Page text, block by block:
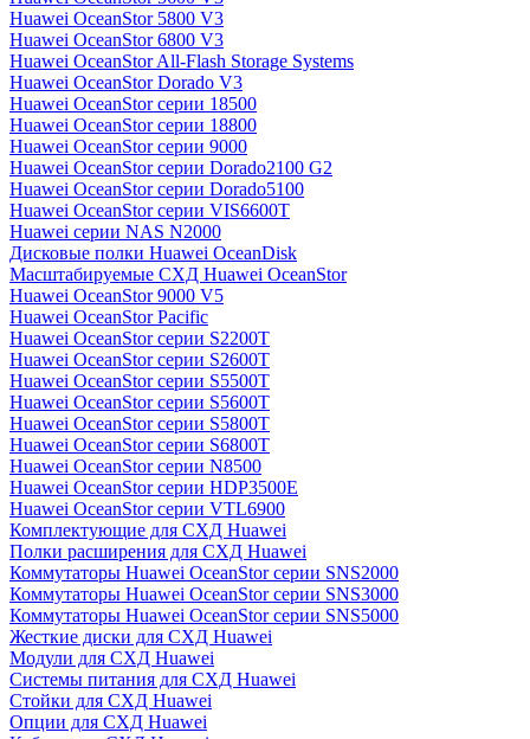
Huawei OceanStor 5800 V3
Huawei OceanStor 6800 V3
Huawei OceanStor All-Flash Storage Systems
Huawei OceanStor Dorado V3
Huawei OceanStor серии 18500
Huawei OceanStor серии 18800
Huawei OceanStor серии 9000
Huawei OceanStor серии Dorado2100 G2
Huawei OceanStor серии Dorado5100
Huawei OceanStor серии VIS6600T
Huawei серии NAS N2000
Дисковые полки Huawei OceanDisk
Масштабируемые СХД Huawei OceanStor
Huawei OceanStor 9000 V5
Huawei OceanStor Pacific
Huawei OceanStor серии S2200T
Huawei OceanStor серии S2600T
Huawei OceanStor серии S5500T
Huawei OceanStor серии S5600T
Huawei OceanStor серии S5800T
Huawei OceanStor серии S6800T
Huawei OceanStor серии N8500
Huawei OceanStor серии HDP3500E
Huawei OceanStor серии VTL6900
Комплектующие для СХД Huawei
Полки расширения для СХД Huawei
Коммутаторы Huawei OceanStor серии SNS2000
Коммутаторы Huawei OceanStor серии SNS3000
Коммутаторы Huawei OceanStor серии SNS5000
Жесткие диски для СХД Huawei
Модули для СХД Huawei
Системы питания для СХД Huawei
Стойки для СХД Huawei
Опции для СХД Huawei